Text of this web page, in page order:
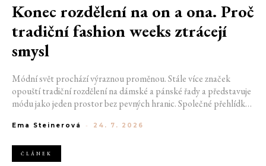
Konec rozdělení na on a ona. Proč
tradiční fashion weeks ztrácejí
smysl
Módní svět prochází výraznou proměnou. Stále více značek
opouští tradiční rozdělení na dámské a pánské řady a představuje
módu jako jeden prostor bez pevných hranic. Společné přehlídky,
klasické týdny módy mohou brzy vypadat úplně jinak.
Ema Steinerová - 24. 7. 2026
ČLÁNEK